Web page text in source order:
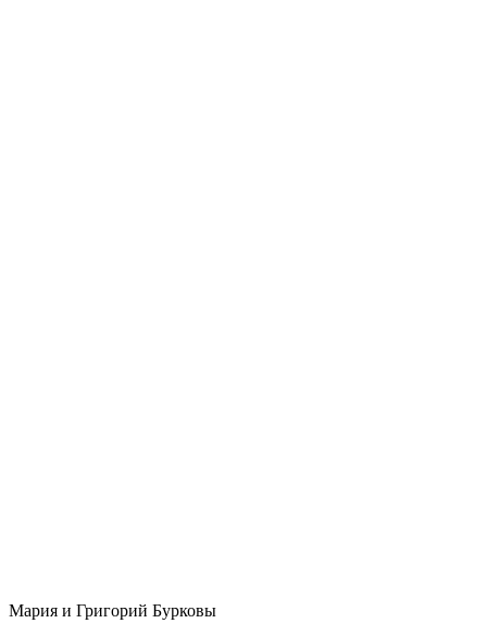
Мария и Григорий Бурковы